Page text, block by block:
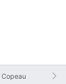
Copeau